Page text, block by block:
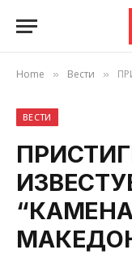
Home » Вести »
ВЕСТИ